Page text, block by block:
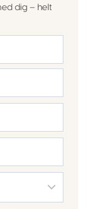
dig – helt